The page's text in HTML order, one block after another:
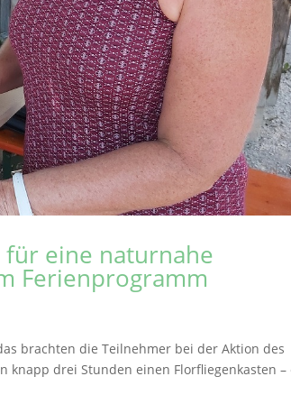
für eine naturnahe
Ferienprogramm
brachten die Teilnehmer bei der Aktion des
knapp drei Stunden einen Florfliegenkasten –